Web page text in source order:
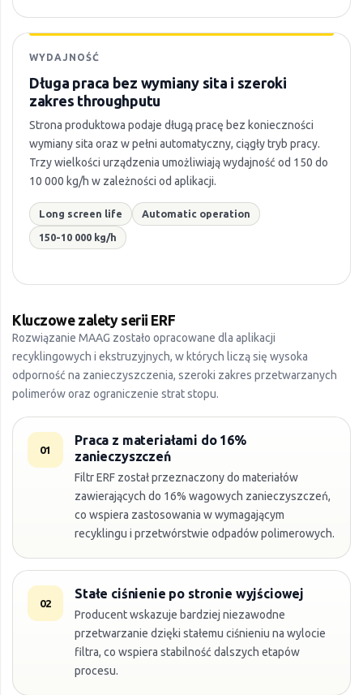
WYDAJNOŚĆ
Długa praca bez wymiany sita i szeroki
zakres throughputu
Strona produktowa podaje długą pracę bez konieczności
wymiany sita oraz w pełni automatyczny, ciągły tryb pracy.
Trzy wielkości urządzenia umożliwiają wydajność od 150 do
10 000 kg/h w zależności od aplikacji.
Long screen life Automatic operation
150-10 000 kg/h
Kluczowe zalety serii ERF
Rozwiązanie MAAG zostało opracowane dla aplikacji
recyklingowych i ekstruzyjnych, w których liczą się wysoka
odporność na zanieczyszczenia, szeroki zakres przetwarzanych
polimerów oraz ograniczenie strat stopu.
01
Praca z materiałami do 16%
zanieczyszczeń
Filtr ERF został przeznaczony do materiałów
zawierających do 16% wagowych zanieczyszczeń,
co wspiera zastosowania w wymagającym
recyklingu i przetwórstwie odpadów polimerowych.
02
Stałe ciśnienie po stronie wyjściowej
Producent wskazuje bardziej niezawodne
przetwarzanie dzięki stałemu ciśnieniu na wylocie
filtra, co wspiera stabilność dalszych etapów
procesu.